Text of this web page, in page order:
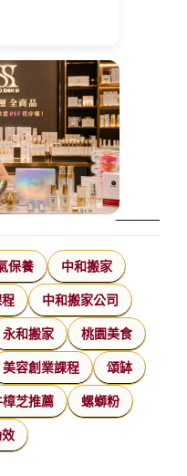
保養 中和搬家
中和搬家公司
永和搬家 桃園美食
美容創業課程 頌缽
樟芝推薦 螺螄粉